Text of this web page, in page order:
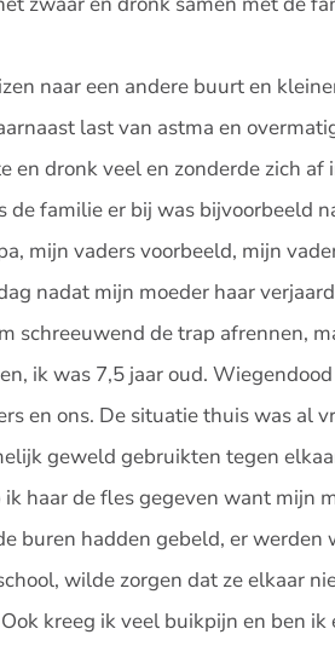
naar een andere buurt en
last van astma en
en dronk veel en zonderde zich
de familie er bij was bijvoorbeeld
mijn vaders voorbeeld, mijn
nadat mijn moeder haar
schreeuwend de trap afrennen,
ik was 7,5 jaar oud.
en ons. De situatie thuis was al
geweld gebruikten tegen
haar de fles gegeven want mijn
buren hadden gebeld, er
wilde zorgen dat ze elkaar
kreeg ik veel buikpijn en ben